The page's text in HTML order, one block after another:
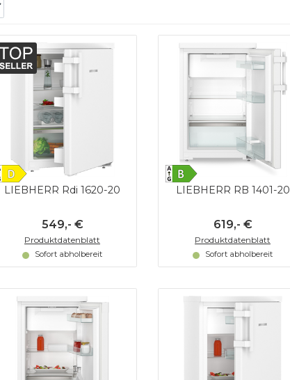
LIEBHERR Rdi 1620-20
549,- €
Produktdatenblatt
Sofort abholbereit
LIEBHERR RB 1401-20
619,- €
Produktdatenblatt
Sofort abholbereit